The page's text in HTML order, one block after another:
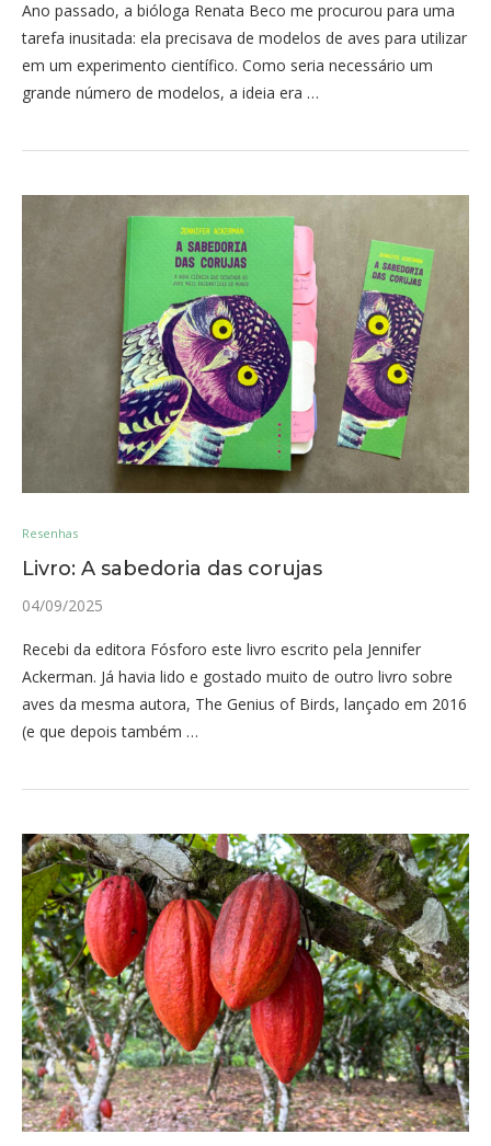
Ano passado, a bióloga Renata Beco me procurou para uma
tarefa inusitada: ela precisava de modelos de aves para utilizar
em um experimento científico. Como seria necessário um
grande número de modelos, a ideia era …
Resenhas
Livro: A sabedoria das corujas
04/09/2025
Recebi da editora Fósforo este livro escrito pela Jennifer
Ackerman. Já havia lido e gostado muito de outro livro sobre
aves da mesma autora, The Genius of Birds, lançado em 2016
(e que depois também …